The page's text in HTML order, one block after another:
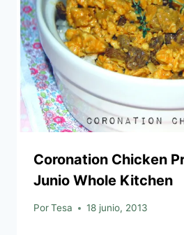
Coronation Chicken
Junio Whole Kitchen
PorTesa 18 junio, 2013